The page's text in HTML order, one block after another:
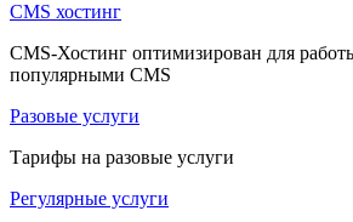
CMS хостинг
CMS-Хостинг оптимизирован для
популярными CMS
Разовые услуги
Тарифы на разовые услуги
Регулярные услуги